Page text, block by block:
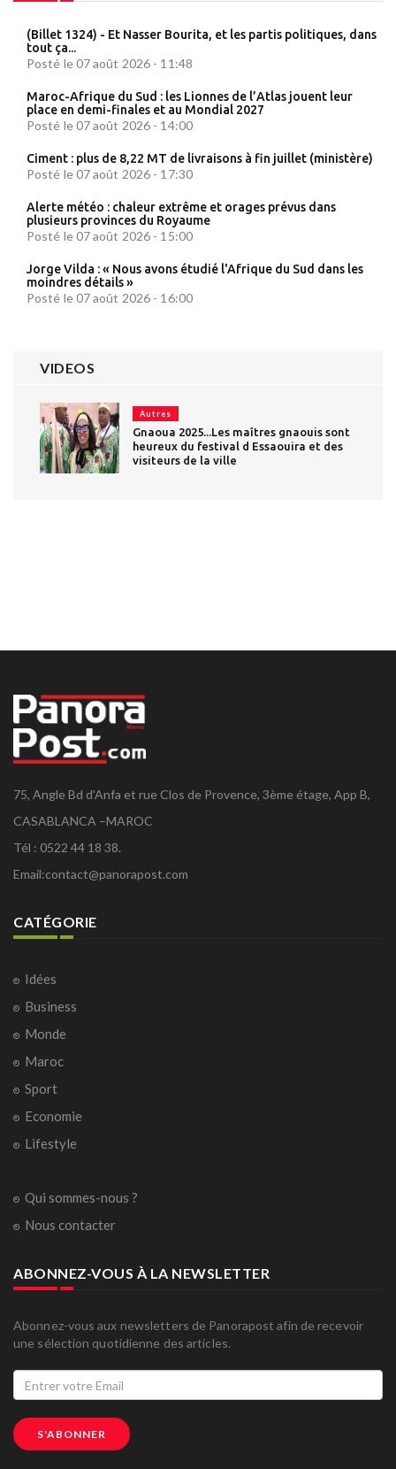
(Billet 1324) - Et Nasser Bourita, et les partis politiques, dans
tout ça...
Posté le 07 août 2026 - 11:48
Maroc-Afrique du Sud : les Lionnes de l’Atlas jouent leur
place en demi-finales et au Mondial 2027
Posté le 07 août 2026 - 14:00
Ciment : plus de 8,22 MT de livraisons à fin juillet (ministère)
Posté le 07 août 2026 - 17:30
Alerte météo : chaleur extrême et orages prévus dans
plusieurs provinces du Royaume
Posté le 07 août 2026 - 15:00
Jorge Vilda : « Nous avons étudié l'Afrique du Sud dans les
moindres détails »
Posté le 07 août 2026 - 16:00
VIDEOS
Autres
Gnaoua 2025...Les maîtres gnaouis sont
heureux du festival d Essaouira et des
visiteurs de la ville
75, Angle Bd d'Anfa et rue Clos de Provence, 3ème étage, App B,
CASABLANCA –MAROC
Tél : 0522 44 18 38.
Email:contact@panorapost.com
CATÉGORIE
Idées
Business
Monde
Maroc
Sport
Economie
Lifestyle
Qui sommes-nous ?
Nous contacter
ABONNEZ-VOUS À LA NEWSLETTER
Abonnez-vous aux newsletters de Panorapost afin de recevoir
une sélection quotidienne des articles.
S'ABONNER